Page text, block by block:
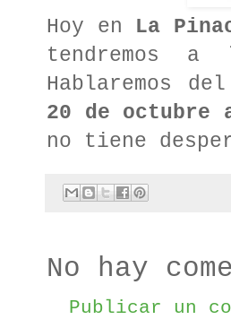
Hoy en La
tendremos
Hablaremos
20 de octubre
no tiene
No hay
Publicar un